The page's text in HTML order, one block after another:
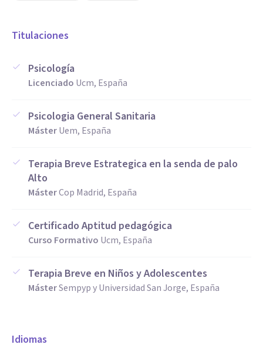
Titulaciones
Psicología
Licenciado Ucm, España
Psicologia General Sanitaria
MásterUem, España
Terapia Breve Estrategica en la senda de palo
Alto
MásterCop Madrid, España
Certificado Aptitud pedagógica
Curso Formativo Ucm, España
Terapia Breve en Niños y Adolescentes
MásterSempyp y Universidad San Jorge, España
Idiomas